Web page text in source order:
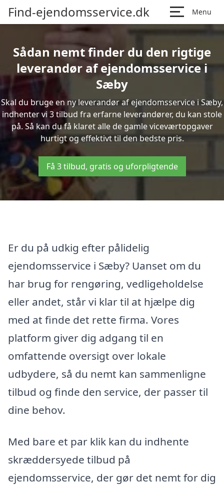
Find-ejendomsservice.dk Menu
Sådan nemt finder du den rigtige
leverandør af ejendomsservice i
Sæby
Skal du bruge en ny leverandør af ejendomsservice i Sæby,
indhenter vi 3 tilbud fra erfarne leverandører, du kan stole
på. Så kan du få klaret alle de gamle viceværtopgaver
hurtigt og effektivt til den bedste pris.
Få 3 tilbud, gratis og uforpligtende
Er du på udkig efter pålidelig
ejendomsservice i Sæby? Uanset om du
har brug for rengøring, vedligeholdelse
eller andet, står vi klar til at hjælpe dig
med at finde det rette firma. Vores
platform giver dig adgang til en
omfattende oversigt over lokale
udbydere, så du nemt kan sammenligne
tilbud og finde den service, der passer til
dine behov.
Med bare et par klik kan du indhente
skræddersyede tilbud på
ejendomsservice, der gør det nemt for dig